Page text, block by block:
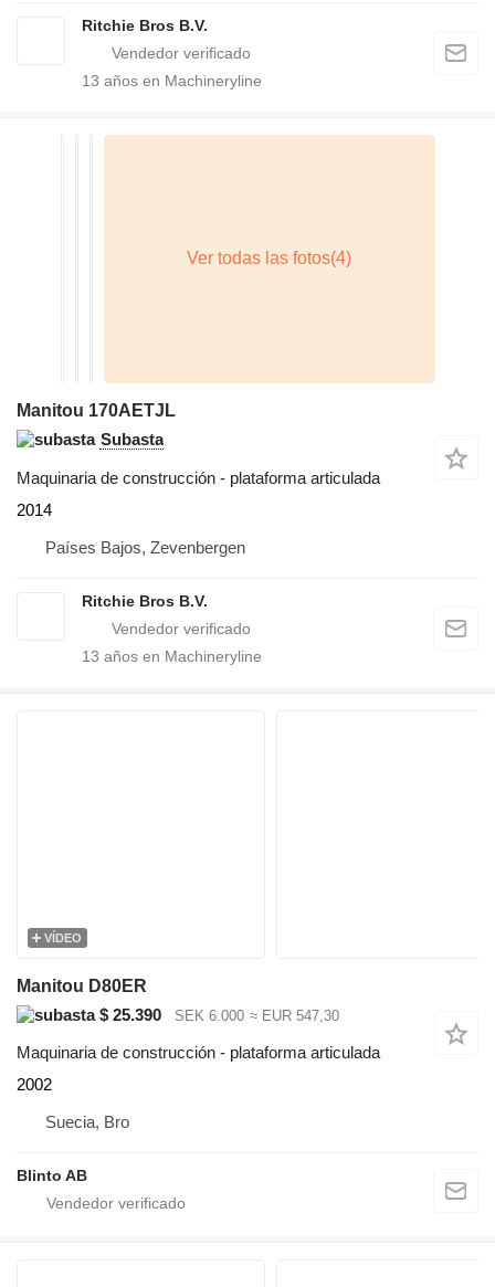
Ritchie Bros B.V.
13 años en Machineryline
Manitou 170AETJL
Subasta
Maquinaria de construcción - plataforma articulada
2014
Países Bajos, Zevenbergen
Ritchie Bros B.V.
13 años en Machineryline
VÍDEO
Manitou D80ER
$ 25.390
SEK 6.000 ≈ EUR 547,30
Maquinaria de construcción - plataforma articulada
2002
Suecia, Bro
Blinto AB